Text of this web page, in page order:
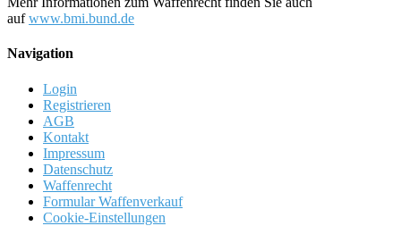
aufwww.bmi.bund.de
Navigation
Login
Registrieren
AGB
Kontakt
Impressum
Datenschutz
Waffenrecht
Formular Waffenverkauf
Cookie-Einstellungen